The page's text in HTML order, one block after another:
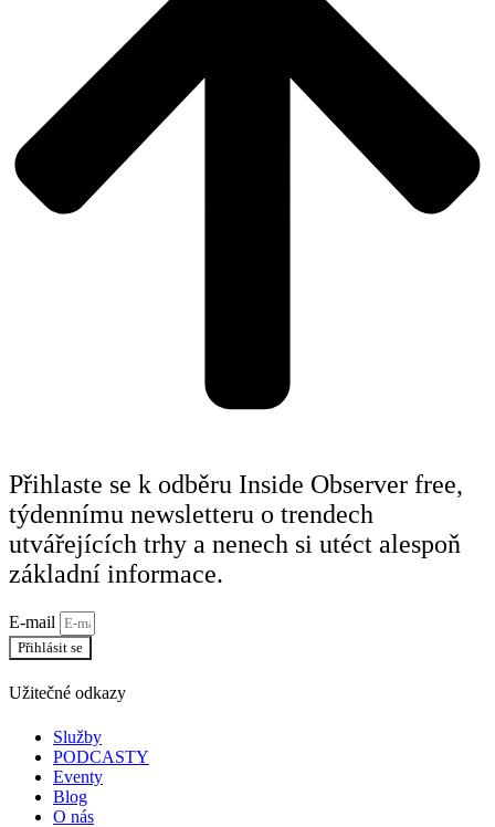
Přihlaste se k odběru Inside Observer free,
týdennímu newsletteru o trendech
utvářejících trhy a nenech si utéct alespoň
základní informace.
E-mail
Přihlásit se
Užitečné odkazy
Služby
PODCASTY
Eventy
Blog
O nás